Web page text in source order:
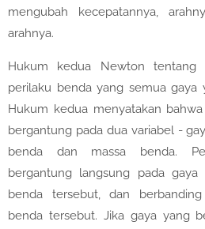
mengubah kecepatannya,
arahnya.
Hukum kedua Newton tentang
perilaku benda yang semua gaya
Hukum kedua menyatakan
bergantung pada dua variabel -
benda dan massa benda.
bergantung langsung pada
benda tersebut, dan
benda tersebut. Jika gaya yang